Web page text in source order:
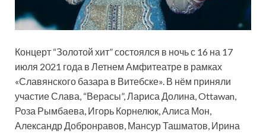
Концерт “Золотой хит” состоялся в ночь с 16 на 17
июля 2021 года в Летнем Амфитеатре в рамках
«Славянского базара в Витебске». В нём приняли
участие Слава, “Верасы”, Лариса Долина, Ottawan,
Роза Рымбаева, Игорь Корнелюк, Алиса Мон,
Александр Добронравов, МансурТашматов, Ирина